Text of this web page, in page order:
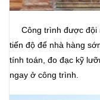
Công trình được đội
tiến độ để nhà hàng
tính toán, đo đạc kỹ
ngay ở công trình.